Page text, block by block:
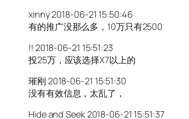
xinny 2018-06-21 15:50:46
有的推广没那么多，10万只有2500
!! 2018-06-21 15:51:23
投25万，应该选择X7以上的
璀刚 2018-06-21 15:51:30
没有有效信息，太乱了，
Hide and Seek 2018-06-21 15:51:37